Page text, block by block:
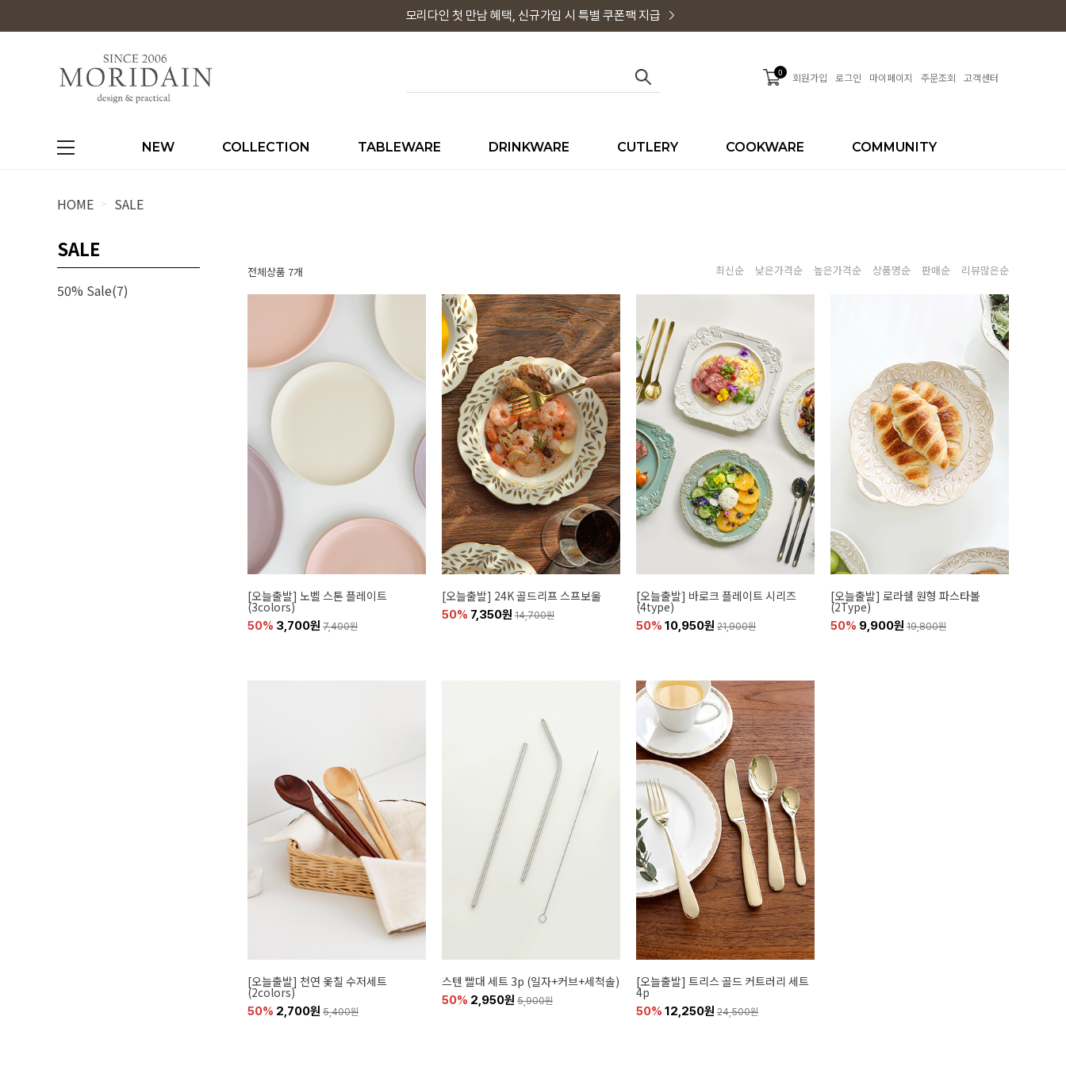
모리다인 첫 만남 혜택, 신규가입 시 특별 쿠폰팩 지급
0 회원가입 로그인 마이페이지 주문조회 고객센터
NEW COLLECTION TABLEWARE DRINKWARE CUTLERY COOKWARE COMMUNITY
HOME > SALE
SALE
50% Sale(7)
전체상품 7개 최신순 낮은가격순 높은가격순 상품명순 판매순 리뷰많은순
[오늘출발] 노벨 스톤 플레이트
(3colors)
50% 3,700원 7,400원
[오늘출발] 24K 골드리프 스프보울
50% 7,350원 14,700원
[오늘출발] 바로크 플레이트 시리즈
(4type)
50% 10,950원 21,900원
[오늘출발] 로라쉘 원형 파스타볼
(2Type)
50% 9,900원 19,800원
[오늘출발] 천연 옻칠 수저세트
(2colors)
50% 2,700원 5,400원
스텐 빨대 세트 3p (일자+커브+세척솔)
50% 2,950원 5,900원
[오늘출발] 트리스 골드 커트러리 세트
4p
50% 12,250원 24,500원